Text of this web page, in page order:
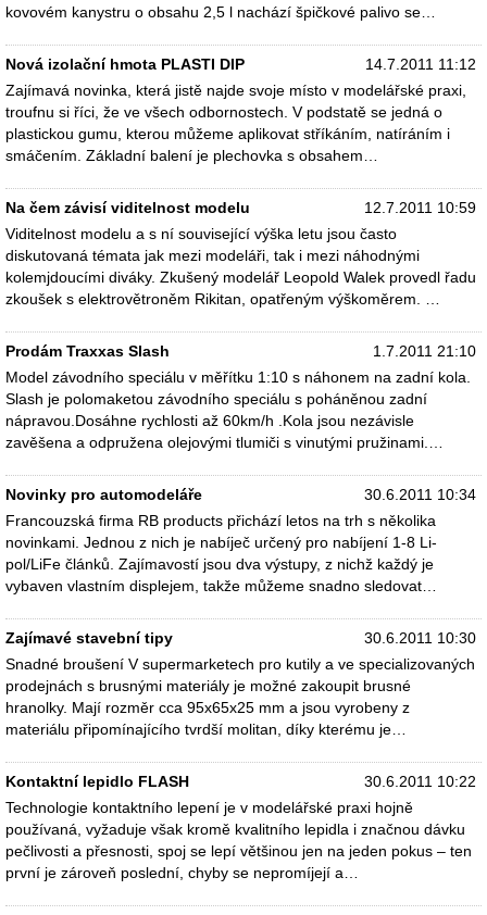
kovovém kanystru o obsahu 2,5 l nachází špičkové palivo se…
14.7.2011 11:12
Nová izolační hmota PLASTI DIP
Zajímavá novinka, která jistě najde svoje místo v modelářské praxi,
troufnu si říci, že ve všech odbornostech. V podstatě se jedná o
plastickou gumu, kterou můžeme aplikovat stříkáním, natíráním i
smáčením. Základní balení je plechovka s obsahem…
12.7.2011 10:59
Na čem závisí viditelnost modelu
Viditelnost modelu a s ní související výška letu jsou často
diskutovaná témata jak mezi modeláři, tak i mezi náhodnými
kolemjdoucími diváky. Zkušený modelář Leopold Walek provedl řadu
zkoušek s elektrovětroněm Rikitan, opatřeným výškoměrem. …
1.7.2011 21:10
Prodám Traxxas Slash
Model závodního speciálu v měřítku 1:10 s náhonem na zadní kola.
Slash je polomaketou závodního speciálu s poháněnou zadní
nápravou.Dosáhne rychlosti až 60km/h .Kola jsou nezávisle
zavěšena a odpružena olejovými tlumiči s vinutými pružinami.…
30.6.2011 10:34
Novinky pro automodeláře
Francouzská firma RB products přichází letos na trh s několika
novinkami. Jednou z nich je nabíječ určený pro nabíjení 1-8 Li-
pol/LiFe článků. Zajímavostí jsou dva výstupy, z nichž každý je
vybaven vlastním displejem, takže můžeme snadno sledovat…
30.6.2011 10:30
Zajímavé stavební tipy
Snadné broušení V supermarketech pro kutily a ve specializovaných
prodejnách s brusnými materiály je možné zakoupit brusné
hranolky. Mají rozměr cca 95x65x25 mm a jsou vyrobeny z
materiálu připomínajícího tvrdší molitan, díky kterému je…
30.6.2011 10:22
Kontaktní lepidlo FLASH
Technologie kontaktního lepení je v modelářské praxi hojně
používaná, vyžaduje však kromě kvalitního lepidla i značnou dávku
pečlivosti a přesnosti, spoj se lepí většinou jen na jeden pokus – ten
první je zároveň poslední, chyby se nepromíjejí a…